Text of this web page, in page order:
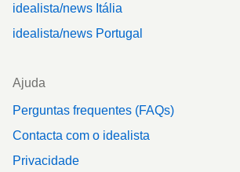
idealista/news Itália
idealista/news Portugal
Ajuda
Perguntas frequentes (FAQs)
Contacta com o idealista
Privacidade